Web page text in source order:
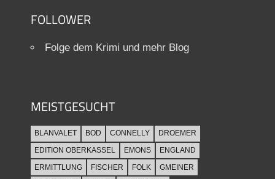
FOLLOWER
Folge dem Krimi und mehr Blog
MEISTGESUCHT
BLANVALET BOD CONNELLY
DROEMER
EDITION OBERKASSEL
EMONS
ENGLAND
ERMITTLUNG
FISCHER FOLK
GMEINER